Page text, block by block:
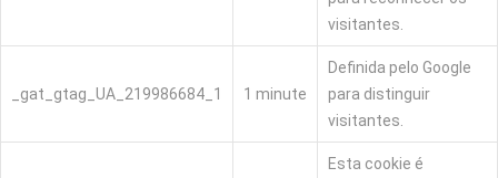
visitantes.
_gat_gtag_UA_219986684_1 1 minute
Definida pelo Google
para distinguir
visitantes.
Esta cookie é